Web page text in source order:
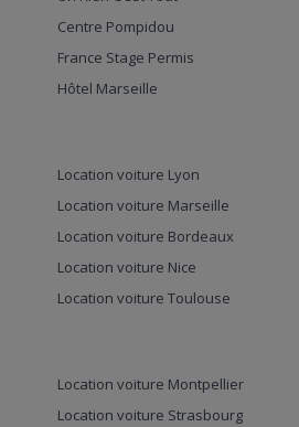
Centre Pompidou
France Stage Permis
Hôtel Marseille
Location voiture Lyon
Location voiture Marseille
Location voiture Bordeaux
Location voiture Nice
Location voiture Toulouse
Location voiture Montpellier
Location voiture Strasbourg